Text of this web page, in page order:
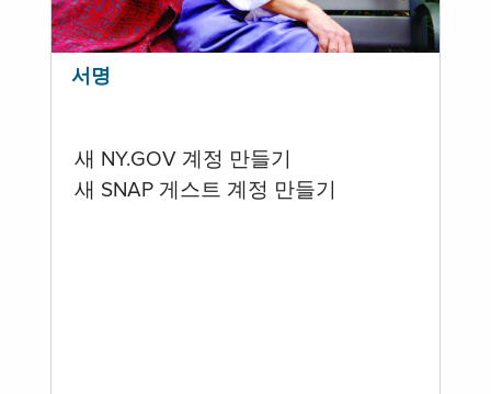
서명
새 NY.GOV 계정 만들기
새 SNAP 게스트 계정 만들기